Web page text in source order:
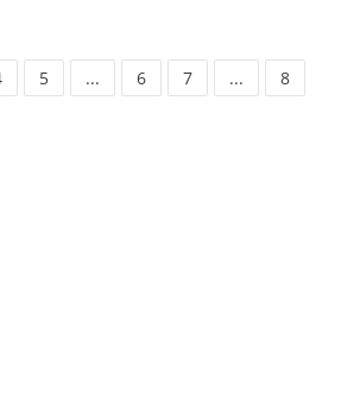
5 ... 6 7 ... 8